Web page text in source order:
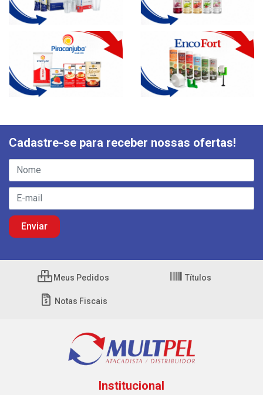
Cadastre-se para receber nossas ofertas!
Meus Pedidos Títulos
Notas Fiscais
Institucional